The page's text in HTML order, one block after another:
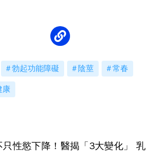
勃起功能障礙 陰莖 常春
康
只性慾下降！醫揭「3大變化」 乳